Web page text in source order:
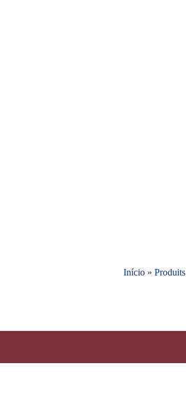
Início » Produits